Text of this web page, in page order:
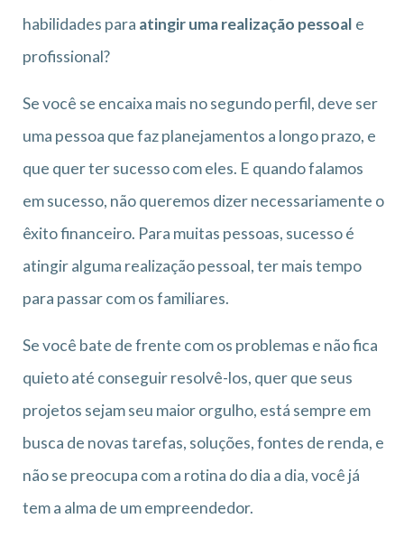
habilidades para atingir uma realização pessoal e
profissional?
Se você se encaixa mais no segundo perfil, deve ser
uma pessoa que faz planejamentos a longo prazo, e
que quer ter sucesso com eles. E quando falamos
em sucesso, não queremos dizer necessariamente o
êxito financeiro. Para muitas pessoas, sucesso é
atingir alguma realização pessoal, ter mais tempo
para passar com os familiares.
Se você bate de frente com os problemas e não fica
quieto até conseguir resolvê-los, quer que seus
projetos sejam seu maior orgulho, está sempre em
busca de novas tarefas, soluções, fontes de renda, e
não se preocupa com a rotina do dia a dia, você já
tem a alma de um empreendedor.